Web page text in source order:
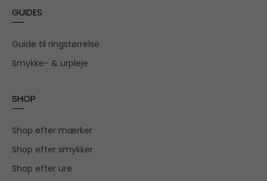
GUIDES
Guide til ringstørrelse
Smykke- & urpleje
SHOP
Shop efter mærker
Shop efter smykker
Shop efter ure